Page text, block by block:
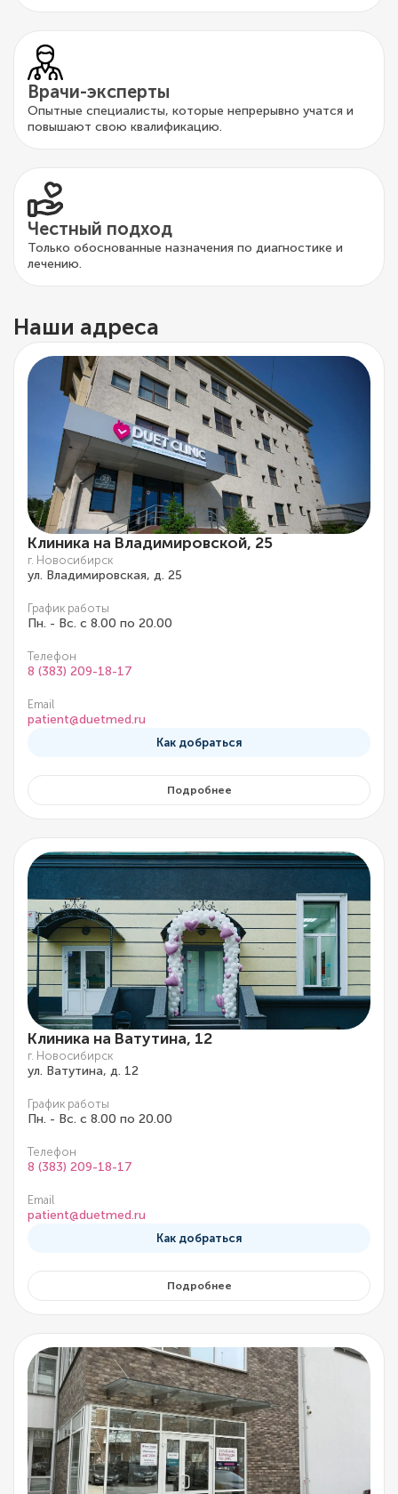
Врачи-эксперты
Опытные специалисты, которые непрерывно учатся и
повышают свою квалификацию.
Честный подход
Только обоснованные назначения по диагностике и
лечению.
Наши адреса
Клиника на Владимировской, 25
г. Новосибирск
ул. Владимировская, д. 25
График работы
Пн. - Вс. с 8.00 по 20.00
Телефон
8 (383) 209-18-17
Email
patient@duetmed.ru
Как добраться
Подробнее
Клиника на Ватутина, 12
г. Новосибирск
ул. Ватутина, д. 12
График работы
Пн. - Вс. с 8.00 по 20.00
Телефон
8 (383) 209-18-17
Email
patient@duetmed.ru
Как добраться
Подробнее